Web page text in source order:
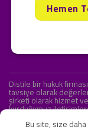
Hemen
Distile bir hukuk
tavsiye olarak
şirketi olarak hizmet
kurduğumuz
Bu site, size